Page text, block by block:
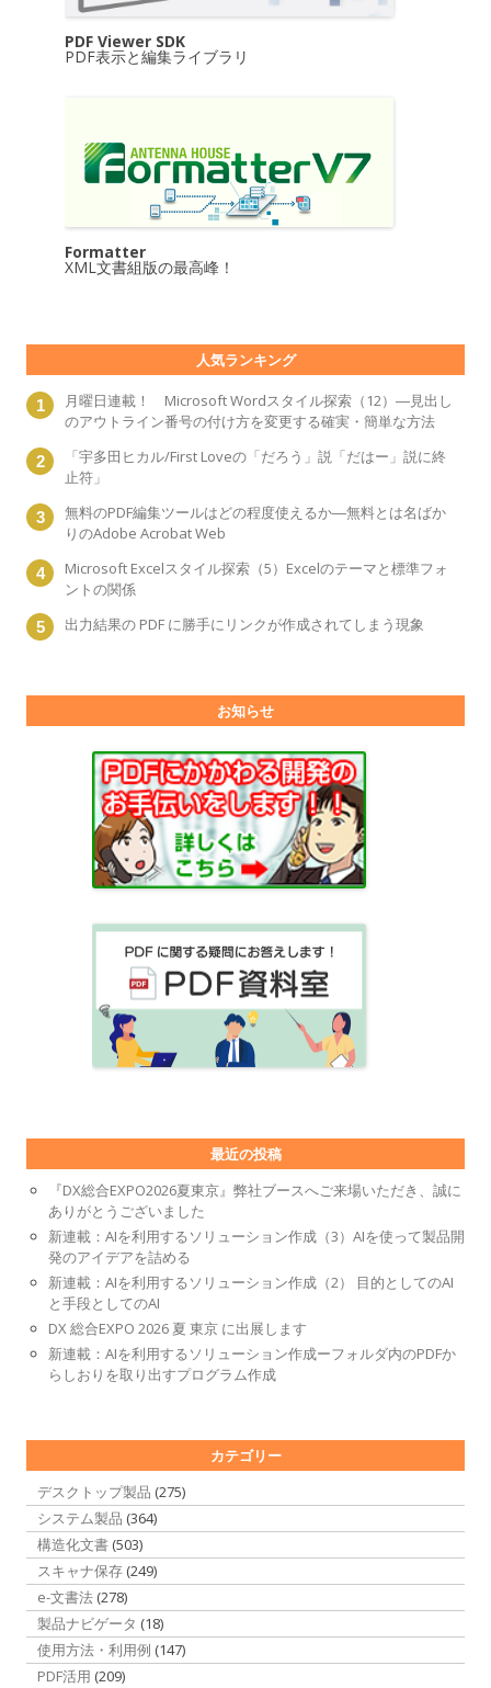
PDF Viewer SDK
PDF表示と編集ライブラリ
Formatter
XML文書組版の最高峰！
人気ランキング
月曜日連載！ Microsoft Wordスタイル探索（12）―見出し
のアウトライン番号の付け方を変更する確実・簡単な方法
「宇多田ヒカル/First Loveの「だろう」説「だはー」説に終
止符」
無料のPDF編集ツールはどの程度使えるか―無料とは名ばか
りのAdobe Acrobat Web
Microsoft Excelスタイル探索（5）Excelのテーマと標準フォ
ントの関係
出力結果の PDF に勝手にリンクが作成されてしまう現象
お知らせ
最近の投稿
『DX総合EXPO2026夏東京』弊社ブースへご来場いただき、誠に
ありがとうございました
新連載：AIを利用するソリューション作成（3）AIを使って製品開
発のアイデアを詰める
新連載：AIを利用するソリューション作成（2） 目的としてのAI
と手段としてのAI
DX 総合EXPO 2026 夏 東京 に出展します
新連載：AIを利用するソリューション作成ーフォルダ内のPDFか
らしおりを取り出すプログラム作成
カテゴリー
デスクトップ製品 (275)
システム製品 (364)
構造化文書 (503)
スキャナ保存 (249)
e-文書法 (278)
製品ナビゲータ (18)
使用方法・利用例 (147)
PDF活用 (209)